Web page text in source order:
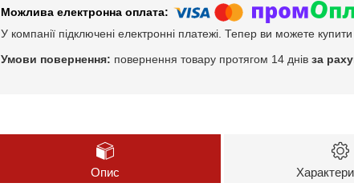
У компанії підключені електронні платежі. Тепер ви можете
повернення товару протягом 14 днів за
Опис